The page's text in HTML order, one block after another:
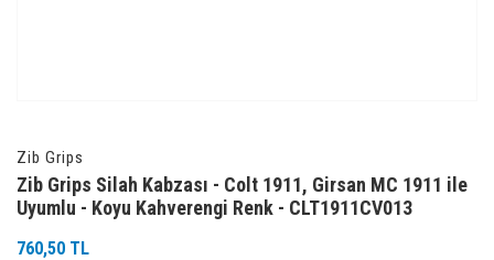
Zib Grips
Zib Grips Silah Kabzası - Colt 1911, Girsan MC 1911 ile
Uyumlu - Koyu Kahverengi Renk - CLT1911CV013
760,50 TL